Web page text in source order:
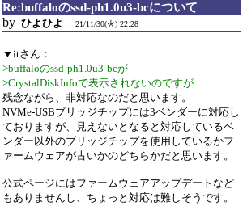
Re:buffaloのssd-ph1.0u3-bcについて
by ひよひよ 21/11/30(火) 22:28
▼itさん：
>buffaloのssd-ph1.0u3-bcが
>CrystalDiskInfoで表示されないのですが
残念ながら、非対応なのだと思います。
NVMe-USBブリッジチップには3ベンダーに対応し
ておりますが、見えないとなると対応しているベ
ンダー以外のブリッジチップを使用しているかフ
ァームウェアが古いかのどちらかだと思います。
公式ページにはファームウェアアップデートなど
もありませんし、ちょっと対応は難しそうです。